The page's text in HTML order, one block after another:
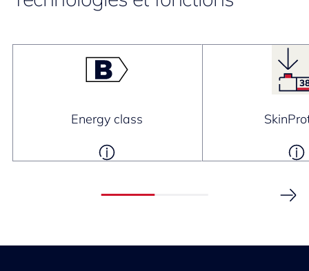
Energy class